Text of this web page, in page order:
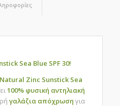
Sea Blue SPF 30!
Natural Zinc Sunstick Sea
100% φυσική αντηλιακή
γαλάζια απόχρωση για